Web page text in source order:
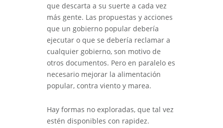
que descarta a su suerte a cada vez
más gente. Las propuestas y acciones
que un gobierno popular debería
ejecutar o que se debería reclamar a
cualquier gobierno, son motivo de
otros documentos. Pero en paralelo es
necesario mejorar la alimentación
popular, contra viento y marea.
Hay formas no exploradas, que tal vez
estén disponibles con rapidez.